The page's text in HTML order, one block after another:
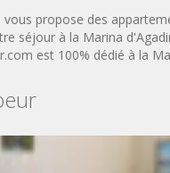
vous propose des
séjour à la Marina
est 100% dédié à la